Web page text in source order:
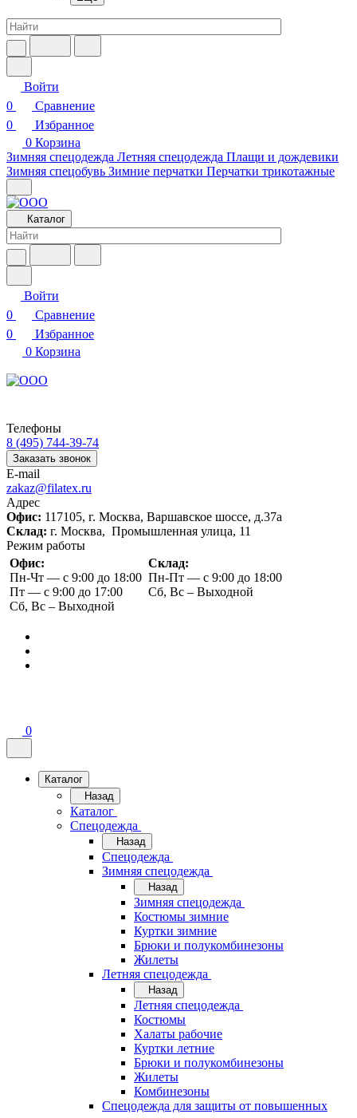
Войти
0
Сравнение
0
Избранное
0 Корзина
Зимняя спецодежда Летняя спецодежда Плащи и дождевики
Зимняя спецобувь Зимние перчатки Перчатки трикотажные
Каталог
Войти
0
Сравнение
0
Избранное
0 Корзина
Телефоны
8 (495) 744-39-74
Заказать звонок
E-mail
zakaz@filatex.ru
Адрес
Офис: 117105, г. Москва, Варшавское шоссе, д.37а
Склад: г. Москва, Промышленная улица, 11
Режим работы
Офис:
Пн-Чт — с 9:00 до 18:00
Пт — с 9:00 до 17:00
Сб, Вс – Выходной
Склад:
Пн-Пт — с 9:00 до 18:00
Сб, Вс – Выходной
0
Каталог
Назад
Каталог
Спецодежда
Назад
Спецодежда
Зимняя спецодежда
Назад
Зимняя спецодежда
Костюмы зимние
Куртки зимние
Брюки и полукомбинезоны
Жилеты
Летняя спецодежда
Назад
Летняя спецодежда
Костюмы
Халаты рабочие
Куртки летние
Брюки и полукомбинезоны
Жилеты
Комбинезоны
Спецодежда для защиты от повышенных